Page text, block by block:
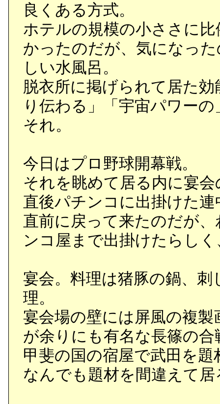
良くある方式。
ホテルの規模の小ささに
かったのだが、気になっ
しい水風呂。
脱衣所に掲げられて居た
り伝わる」「宇宙パワー
それ。
今日はプロ野球開幕戦。
それを眺めて居る内に宴
直後パチンコに出掛けた
直前に戻って来たのだが
ンコ屋まで出掛けたらし
宴会。料理は猪豚の鍋、
理。
宴会場の壁には屏風の複
が余りにも有名な長篠の合
甲斐の国の宿屋で武田を
なんでも題材を間違えて